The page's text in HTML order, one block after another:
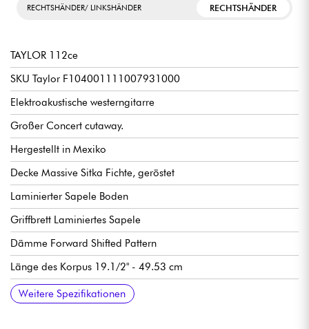
RECHTSHÄNDER/ LINKSHÄNDER RECHTSHÄNDER
TAYLOR 112ce
SKU Taylor F104001111007931000
Elektroakustische westerngitarre
Großer Concert cutaway.
Hergestellt in Mexiko
Decke Massive Sitka Fichte, geröstet
Laminierter Sapele Boden
Griffbrett Laminiertes Sapele
Dämme Forward Shifted Pattern
Länge des Korpus 19.1/2" - 49.53 cm
Korpusbreite 15" - 38.1 cm
Tiefe Korpus 4.3/8" - 11.11 cm
Hals Tropisches Mahagoni
Griffbrett Ebenholz
Mensur 24-7/8" - 632 mm
Breite Hals 1. Bund 1-3/4"
Taylor Expression System 2 Vorverstärker
Tusq-Sättel
Taylor stimmmechaniken gekapselte Mechaniken
Wird mit Taylor Gigbag verkauft
Weitere Spezifikationen